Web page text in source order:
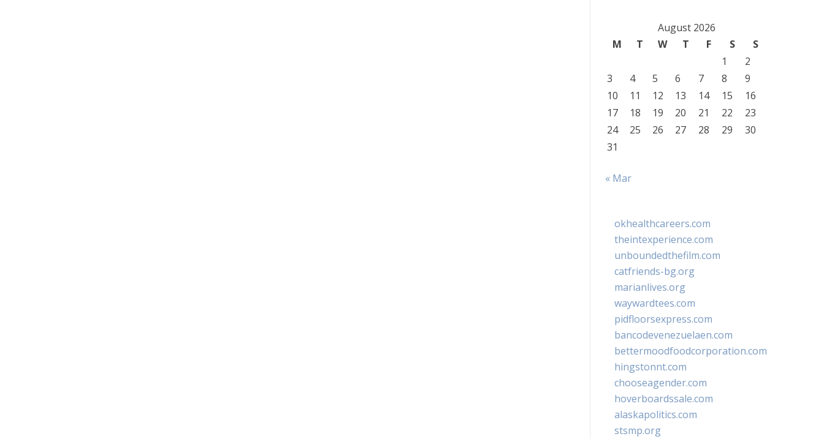
August 2026
M
T W T F S
S
1
2
3
4 5 6 7 8
9
10
11 12 13 14 15
16
17
18 19 20 21 22
23
24
25 26 27 28 29
30
31
« Mar
okhealthcareers.com
theintexperience.com
unboundedthefilm.com
catfriends-bg.org
marianlives.org
waywardtees.com
pidfloorsexpress.com
bancodevenezuelaen.com
bettermoodfoodcorporation.com
hingstonnt.com
chooseagender.com
hoverboardssale.com
alaskapolitics.com
stsmp.org